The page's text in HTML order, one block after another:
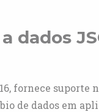
dados
fornece
de dados em